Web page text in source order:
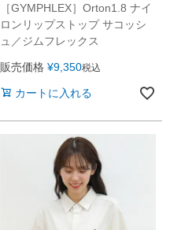
［GYMPHLEX］Orton1.8 ナイ
ロンリップストップ サコッシ
ュ／ジムフレックス
販売価格 ¥9,350税込
カートに入れる